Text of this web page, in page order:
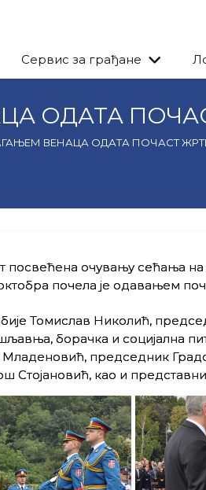
Сервис за грађане
ОДАТА
ВЕНАЦА ОДАТА ПОЧАСТ
очувању сећања
почела је одавањем
Томислав Николић,
борачка и социјална
Младеновић, председник
као и